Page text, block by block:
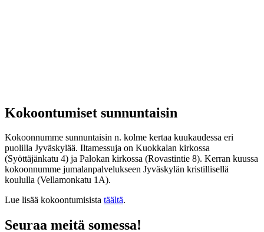
Kokoontumiset sunnuntaisin
Kokoonnumme sunnuntaisin n. kolme kertaa kuukaudessa eri
puolilla Jyväskylää. Iltamessuja on Kuokkalan kirkossa
(Syöttäjänkatu 4) ja Palokan kirkossa (Rovastintie 8). Kerran kuussa
kokoonnumme jumalanpalvelukseen Jyväskylän kristillisellä
koululla (Vellamonkatu 1A).
Lue lisää kokoontumisista täältä.
Seuraa meitä somessa!